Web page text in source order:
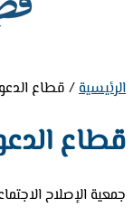
الرئيسية/ قطاع
قطاع
جمعية الإصلاح